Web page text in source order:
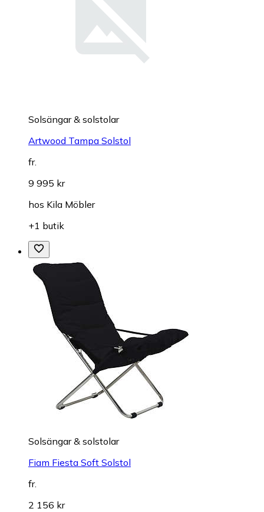
Solsängar & solstolar
Artwood Tampa Solstol
fr.
9 995 kr
hos Kila Möbler
+1 butik
Solsängar & solstolar
Fiam Fiesta Soft Solstol
fr.
2 156 kr